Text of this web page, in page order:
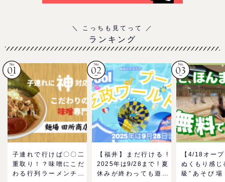
ランキング
子連れで行けば〇〇二
重取り！？味噌にこだ
わる行列ラーメンチェ
【福井】まだ行ける !
2025年は9/28まで ! 夏
休みが終わっても遊べ
【4/18オー
ぬくもり感じ
級”あそび場